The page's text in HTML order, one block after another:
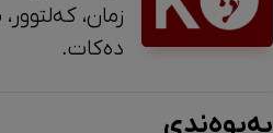
دەکات.
پەیوەندی